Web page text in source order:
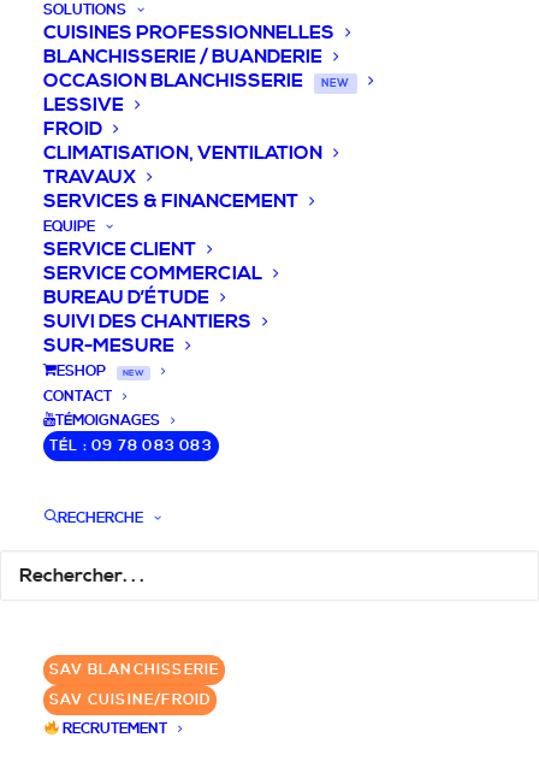
SOLUTIONS
CUISINES PROFESSIONNELLES
BLANCHISSERIE / BUANDERIE
OCCASION BLANCHISSERIE
NEW
LESSIVE
FROID
CLIMATISATION, VENTILATION
TRAVAUX
SERVICES & FINANCEMENT
EQUIPE
SERVICE CLIENT
SERVICE COMMERCIAL
BUREAU D’ÉTUDE
SUIVI DES CHANTIERS
SUR-MESURE
ESHOP NEW
CONTACT
TÉMOIGNAGES
TÉL : 09 78 083 083
RECHERCHE
SAV BLANCHISSERIE
SAV CUISINE/FROID
RECRUTEMENT
DEVIS / CONSEILS /
QUESTIONS
✆ 09 78 083 083
GROUPE SEBI